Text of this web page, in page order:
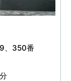
、350番